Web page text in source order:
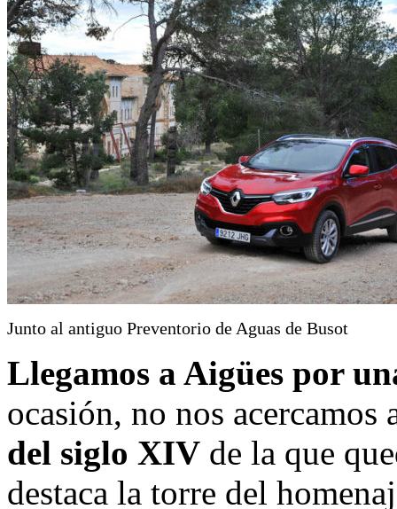
Junto al antiguo Preventorio de Aguas de Busot
Llegamos a Aigües por
ocasión, no nos acercamos
del siglo XIV de la que
destaca la torre del